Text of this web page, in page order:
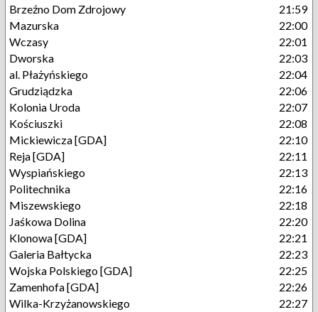
Brzeźno Dom Zdrojowy
21:59
Mazurska
22:00
Wczasy
22:01
Dworska
22:03
al. Płażyńskiego
22:04
Grudziądzka
22:06
Kolonia Uroda
22:07
Kościuszki
22:08
Mickiewicza [GDA]
22:10
Reja [GDA]
22:11
Wyspiańskiego
22:13
Politechnika
22:16
Miszewskiego
22:18
Jaśkowa Dolina
22:20
Klonowa [GDA]
22:21
Galeria Bałtycka
22:23
Wojska Polskiego [GDA]
22:25
Zamenhofa [GDA]
22:26
Wilka-Krzyżanowskiego
22:27